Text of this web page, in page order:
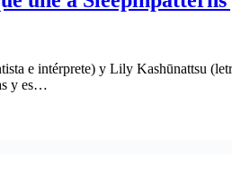
e intérprete) y Lily Kashūnattsu
y es…